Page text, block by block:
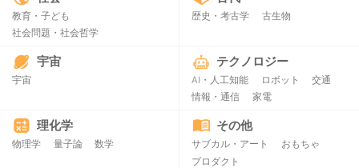
教育・子ども
社会問題・社会哲学
歴史・考古学 古生物
宇宙
宇宙
テクノロジー
AI・人工知能 ロボット
交通
情報・通信
家電
理化学
物理学 量子論 数学
その他
サブカル・アート
おもちゃ
プロダクト